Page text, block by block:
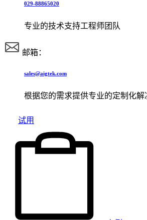
029-88865020
专业的技术支持工程师团队
邮箱：
sales@aigtek.com
根据您的需求提供专业的定制化解
试用